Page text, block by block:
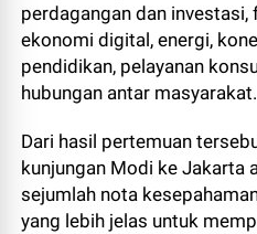
perdagangan dan investasi,
ekonomi digital, energi,
pendidikan, pelayanan
hubungan antar masyarakat.
Dari hasil pertemuan
kunjungan Modi ke Jakarta
sejumlah nota
yang lebih jelas untuk